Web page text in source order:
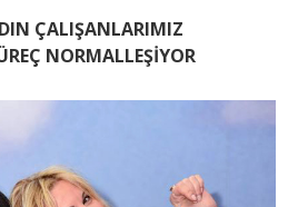
ÇALIŞANLARIMIZ
NORMALLEŞİYOR